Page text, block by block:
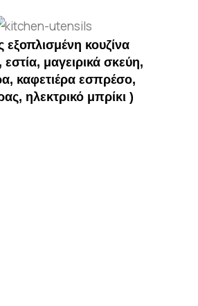
κουζίνα
μαγειρικά σκεύη,
καφετιέρα εσπρέσο,
ηλεκτρικό μπρίκι )